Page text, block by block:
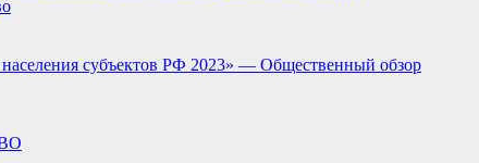
субъектов РФ 2023» — Общественный обзор